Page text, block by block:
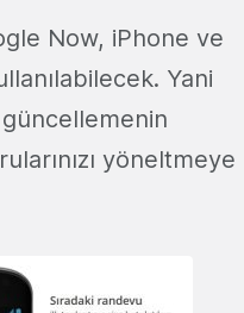
Now, iPhone ve
Yani
güncellemenin
yöneltmeye